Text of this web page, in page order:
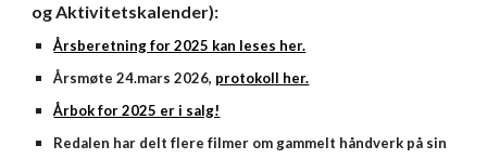
og Aktivitetskalender):
Årsberetning for 2025 kan leses her.
Årsmøte 24.mars 2026, protokoll her.
Årbok for 2025 er i salg!
Redalen har delt flere filmer om gammelt håndverk på sin